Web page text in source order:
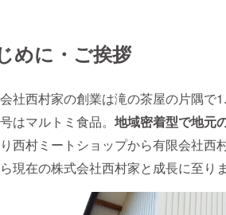
めに・ご挨拶
社西村家の創業は滝の茶屋の片隅で
はマルトミ食品。 地域密着型で地元
西村ミートショップから有限会社
現在の株式会社西村家と成長に至りま